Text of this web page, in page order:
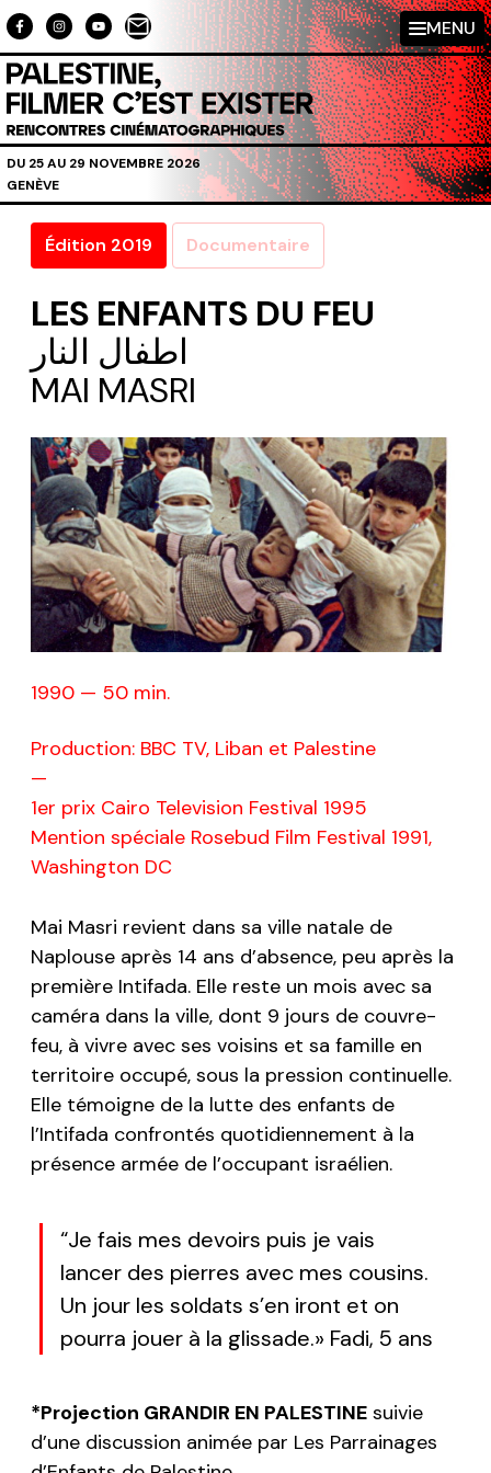
Aller au contenu directement
MENU
DU 25 AU 29 NOVEMBRE 2026
GENÈVE
Édition 2019 Documentaire
LES ENFANTS DU FEU
اطفال النار
MAI MASRI
1990 — 50 min.
Production: BBC TV, Liban et Palestine
—
1er prix Cairo Television Festival 1995
Mention spéciale Rosebud Film Festival 1991,
Washington DC
Mai Masri revient dans sa ville natale de
Naplouse après 14 ans d’absence, peu après la
première Intifada. Elle reste un mois avec sa
caméra dans la ville, dont 9 jours de couvre-
feu, à vivre avec ses voisins et sa famille en
territoire occupé, sous la pression continuelle.
Elle témoigne de la lutte des enfants de
l’Intifada confrontés quotidiennement à la
présence armée de l’occupant israélien.
“Je fais mes devoirs puis je vais
lancer des pierres avec mes cousins.
Un jour les soldats s’en iront et on
pourra jouer à la glissade.» Fadi, 5 ans
*Projection GRANDIR EN PALESTINE suivie
d’une discussion animée par Les Parrainages